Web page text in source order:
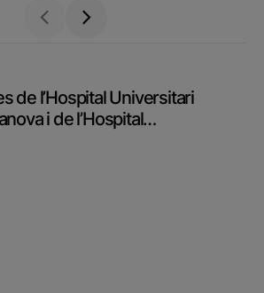
de l’Hospital Universitari
i de l’Hospital…